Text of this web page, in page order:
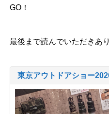
GO！
最後まで読んでいただきあ
東京アウトドアショー